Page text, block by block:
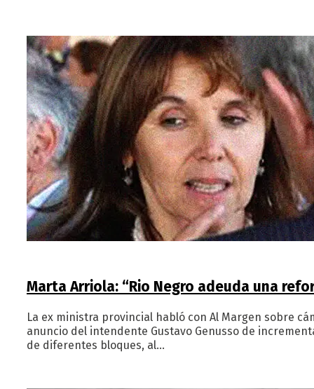
Marta Arriola: “Rio Negro adeuda una
La ex ministra provincial habló con Al Margen sobre
anuncio del intendente Gustavo Genusso de
de diferentes bloques, al…